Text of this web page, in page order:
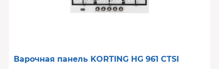
Варочная панель KORTING HG 961 CTSI